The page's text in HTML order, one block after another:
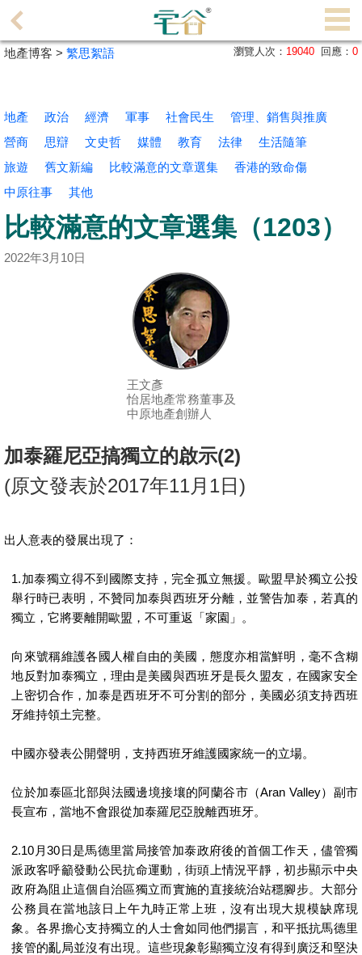
理
搵
樓/
成
交
業
產
博
客
地
新
聞
據
公
佈
業
冊
於
我
們
地產博客 > 繁思絮語 瀏覽人次： 19040 回應： 0
地產 政治 經濟 軍事 社會民生
管理、銷售與推廣
營商
思辯 文史哲 媒體 教育 法律
生活隨筆
旅遊
舊文新編 比較滿意的文章選集
香港的致命傷
中原往事
其他
比較滿意的文章選集（1203）
2022年3月10日
王文彥
怡居地產常務董事及
中原地產創辦人
加泰羅尼亞搞獨立的啟示(2)
(原文發表於2017年11月 1日 )
出人意表的發展出現了：
1.加泰獨立得不到國際支持，完全孤立無援。歐盟早於獨立公投
舉行時已表明，不贊同加泰與西班牙分離，並警告加泰，若真的
獨立，它將要離開歐盟，不可重返「家園」。
向來號稱維護各國人權自由的美國，態度亦相當鮮明，毫不含糊
地反對加泰獨立，理由是美國與西班牙是長久盟友，在國家安全
上密切合作，加泰是西班牙不可分割的部分，美國必須支持西班
牙維持領土完整。
中國亦發表公開聲明，支持西班牙維護國家統一的立場。
位於加泰區北部與法國邊境接壤的阿蘭谷市（Aran Valley）副市
長宣布，當地不會跟從加泰羅尼亞脫離西班牙。
2.10 月30日是馬德里當局接管加泰政府後的首個工作天，儘管獨
派政客呼籲發動公民抗命運動，街頭上情況平靜，初步顯示中央
政府為阻止這個自治區獨立而實施的直接統治站穩腳步。大部分
公務員在當地該日上午九時正常上班，沒有出現大規模缺席現
象。各界擔心支持獨立的人士會如同他們揚言，和平抵抗馬德里
接管的亂局並沒有出現。這些現象彰顯獨立沒有得到廣泛和堅決